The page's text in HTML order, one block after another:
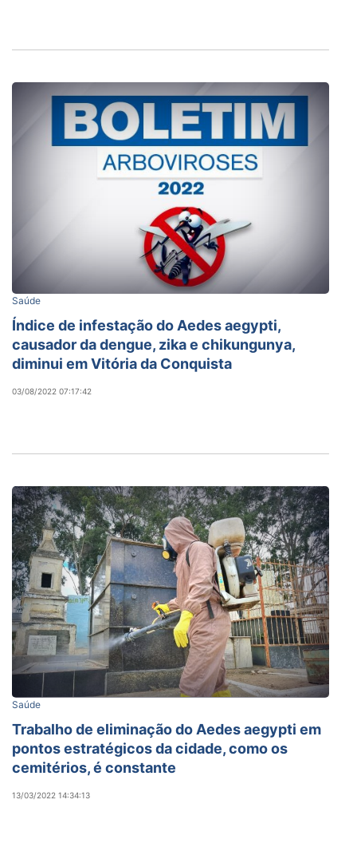
Saúde
Índice de infestação do Aedes aegypti,
causador da dengue, zika e chikungunya,
diminui em Vitória da Conquista
03/08/2022 07:17:42
Saúde
Trabalho de eliminação do Aedes aegypti em
pontos estratégicos da cidade, como os
cemitérios, é constante
13/03/2022 14:34:13